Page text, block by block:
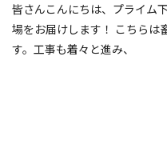
皆さんこんにちは、プライム
場をお届けします！ こちらは
す。工事も着々と進み、